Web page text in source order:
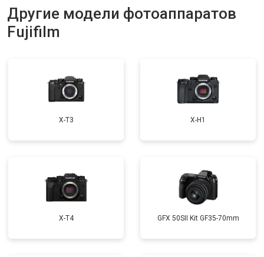
Другие модели фотоаппаратов
Fujifilm
X-T3 X-H1
X-T4 GFX 50SII Kit GF35-70mm